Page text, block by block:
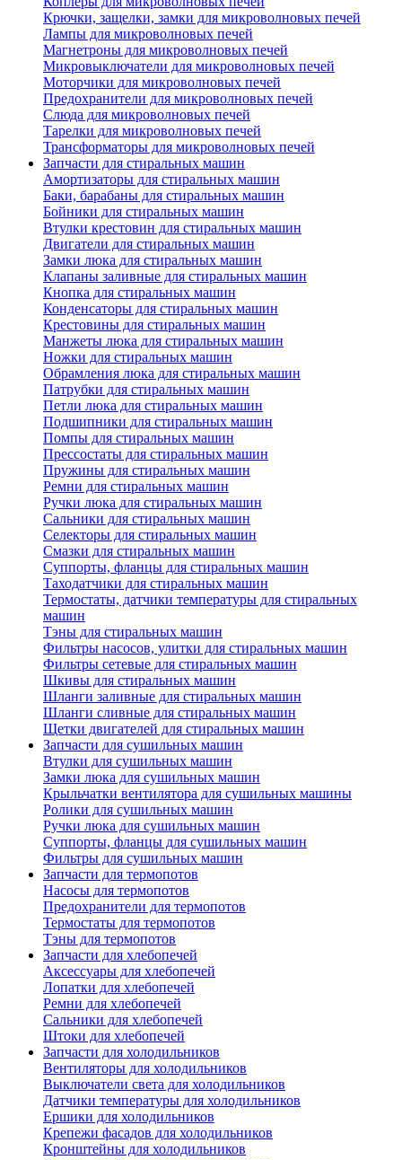
Крючки, защелки, замки для микроволновых печей
Лампы для микроволновых печей
Магнетроны для микроволновых печей
Микровыключатели для микроволновых печей
Моторчики для микроволновых печей
Предохранители для микроволновых печей
Слюда для микроволновых печей
Тарелки для микроволновых печей
Трансформаторы для микроволновых печей
Запчасти для стиральных машин
Амортизаторы для стиральных машин
Баки, барабаны для стиральных машин
Бойники для стиральных машин
Втулки крестовин для стиральных машин
Двигатели для стиральных машин
Замки люка для стиральных машин
Клапаны заливные для стиральных машин
Кнопка для стиральных машин
Конденсаторы для стиральных машин
Крестовины для стиральных машин
Манжеты люка для стиральных машин
Ножки для стиральных машин
Обрамления люка для стиральных машин
Патрубки для стиральных машин
Петли люка для стиральных машин
Подшипники для стиральных машин
Помпы для стиральных машин
Прессостаты для стиральных машин
Пружины для стиральных машин
Ремни для стиральных машин
Ручки люка для стиральных машин
Сальники для стиральных машин
Селекторы для стиральных машин
Смазки для стиральных машин
Суппорты, фланцы для стиральных машин
Таходатчики для стиральных машин
Термостаты, датчики температуры для стиральных
машин
Тэны для стиральных машин
Фильтры насосов, улитки для стиральных машин
Фильтры сетевые для стиральных машин
Шкивы для стиральных машин
Шланги заливные для стиральных машин
Шланги сливные для стиральных машин
Щетки двигателей для стиральных машин
Запчасти для сушильных машин
Втулки для сушильных машин
Замки люка для сушильных машин
Крыльчатки вентилятора для сушильных машины
Ролики для сушильных машин
Ручки люка для сушильных машин
Суппорты, фланцы для сушильных машин
Фильтры для сушильных машин
Запчасти для термопотов
Насосы для термопотов
Предохранители для термопотов
Термостаты для термопотов
Тэны для термопотов
Запчасти для хлебопечей
Аксессуары для хлебопечей
Лопатки для хлебопечей
Ремни для хлебопечей
Сальники для хлебопечей
Штоки для хлебопечей
Запчасти для холодильников
Вентиляторы для холодильников
Выключатели света для холодильников
Датчики температуры для холодильников
Ершики для холодильников
Крепежи фасадов для холодильников
Кронштейны для холодильников